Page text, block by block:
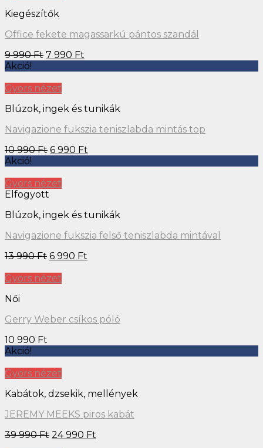
Kiegészítők
Office fekete magassarkú pántos szandál
9 990Ft 7 990 Ft
Akció!
Gyors nézet
Blúzok, ingek és tunikák
Navigazione fukszia teniszlabda mintás top
10 990Ft 6 990 Ft
Akció!
Gyors nézet
Elfogyott
Blúzok, ingek és tunikák
Navigazione fukszia felső teniszlabda mintával
13 990Ft 6 990 Ft
Gyors nézet
Női
Gerry Weber csíkos póló
10 990 Ft
Akció!
Gyors nézet
Kabátok, dzsekik, mellények
JEREMY MEEKS piros kabát
39 990Ft 24 990 Ft